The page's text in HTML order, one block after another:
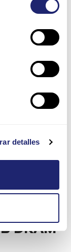
detalles
Fixed
DRAM